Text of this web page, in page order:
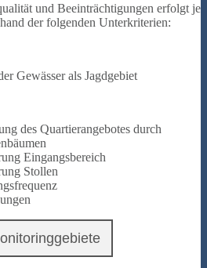
und Beeinträchtigungen erfolgt je
der folgenden Unterkriterien:
Gewässer als Jagdgebiet
des Quartierangebotes durch
Eingangsbereich
Stollen